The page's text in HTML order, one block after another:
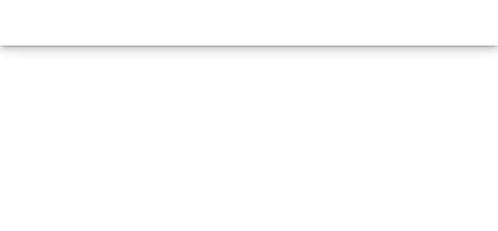
거리 :1,446m(운전: 3.9분 / 도보: 20.9분)